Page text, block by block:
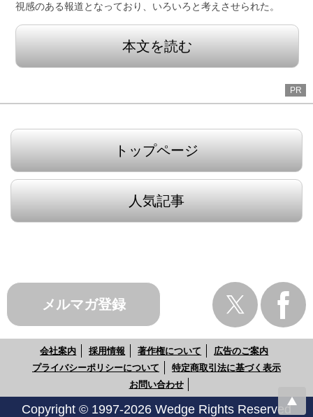
視感のある報道となっており、いろいろと考えさせられた。
本文を読む
PR
トップページ
人気記事
メルマガ登録
会社案内 採用情報 著作権について
広告のご案内
プライバシーポリシーについて
特定商取引法に基づく表示
お問い合わせ
Copyright © 1997-2026 Wedge Rights Reserved